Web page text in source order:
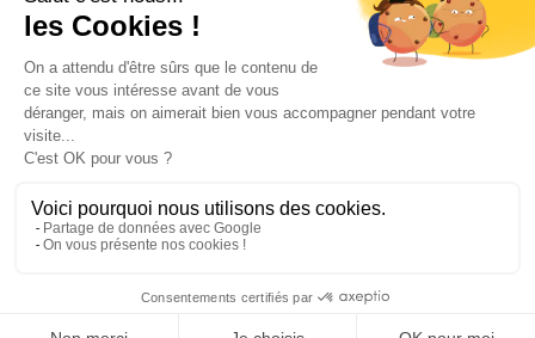
Tel : +33(0)3 25 92 78 60
Service client
Conditions Générales de Vente
Mentions légales
Politique de cookies